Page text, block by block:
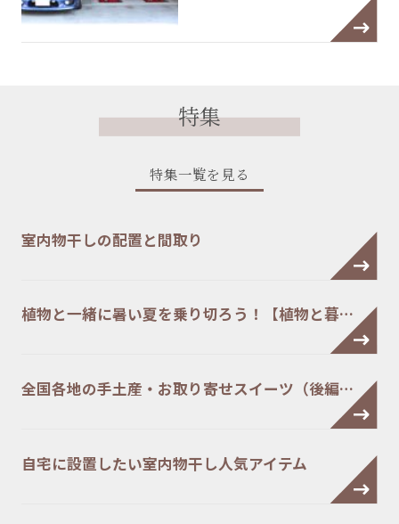
特集
特集一覧を見る
室内物干しの配置と間取り
植物と一緒に暑い夏を乗り切ろう！【植物と暮…
全国各地の手土産・お取り寄せスイーツ（後編…
自宅に設置したい室内物干し人気アイテム